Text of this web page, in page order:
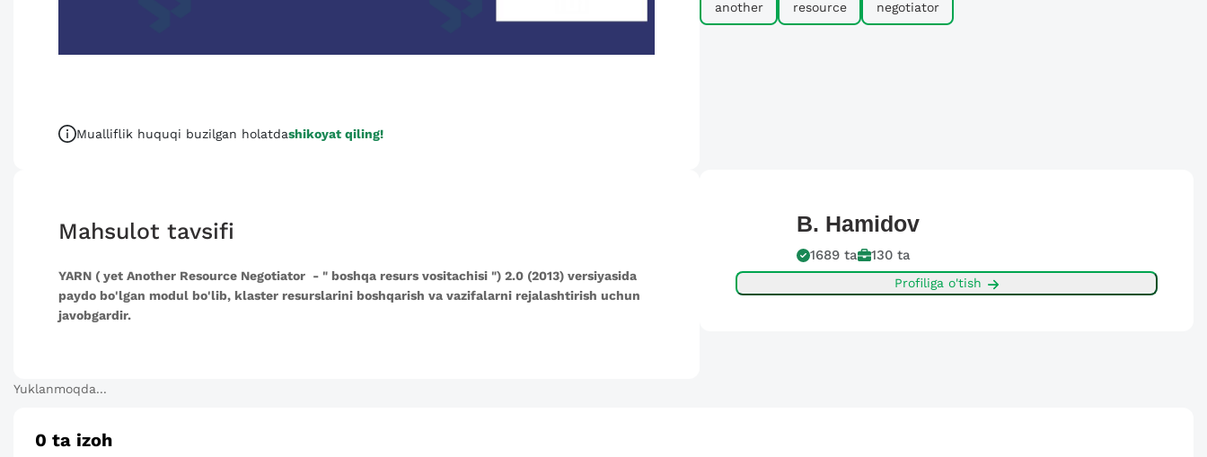
Mualliflik huquqi buzilgan holatdashikoyat qiling!
another resource negotiator
Mahsulot tavsifi
YARN ( yet Another Resource Negotiator - " boshqa resurs vositachisi ") 2.0 (2013) versiyasida
paydo bo'lgan modul bo'lib, klaster resurslarini boshqarish va vazifalarni rejalashtirish uchun
javobgardir.
B. Hamidov
1689 ta 130 ta
Profiliga o'tish
Yuklanmoqda...
0 ta izoh